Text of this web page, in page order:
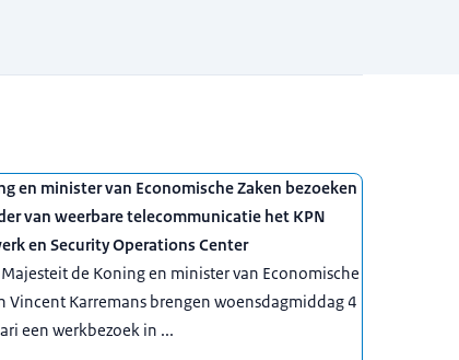
en minister van Economische Zaken bezoeken
van weerbare telecommunicatie het KPN
en Security Operations Center
de Koning en minister van Economische
Vincent Karremans brengen woensdagmiddag 4
een werkbezoek in ...